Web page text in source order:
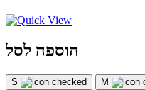
הוספה לסל
S M